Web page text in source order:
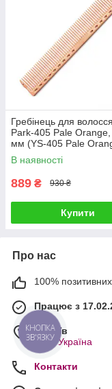
Гребінець для
Park-405 Pale
мм (YS-405 Pale
В наявності
889 ₴ 930 ₴
Купити
Про нас
100% позитивних
Працює з
м. Київ
Київ, Україна
Контакти
КНОПКА
ЗВ'ЯЗКУ